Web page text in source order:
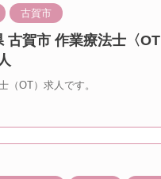
古賀市
古賀市 作業療法士〈
（OT）求人です。